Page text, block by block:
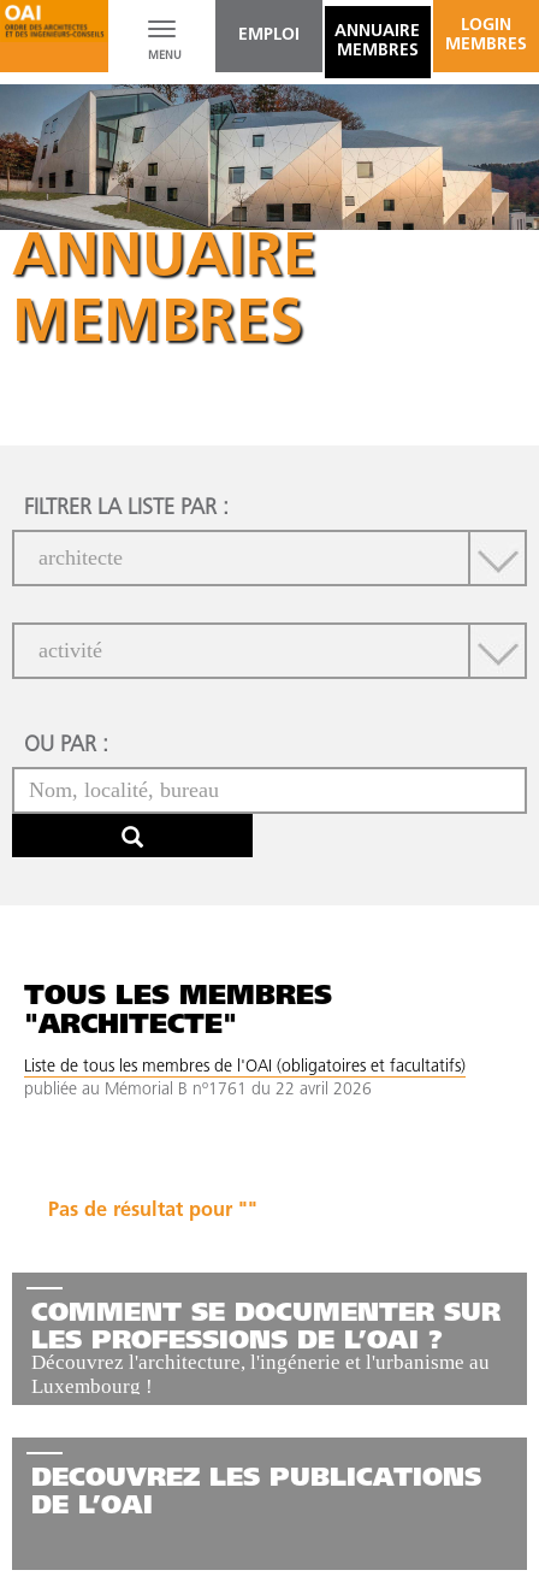
Toggle
navigation
MENU
EMPLOI
ANNUAIRE
MEMBRES
LOGIN
MEMBRES
ANNUAIRE
MEMBRES
FILTRER LA LISTE PAR :
OU PAR :
TOUS LES MEMBRES
"ARCHITECTE"
Liste de tous les membres de l'OAI (obligatoires et facultatifs)
publiée au Mémorial B nº1761 du 22 avril 2026
Pas de résultat pour ""
COMMENT SE DOCUMENTER SUR
LES PROFESSIONS DE L’OAI ?
Découvrez l'architecture, l'ingénerie et l'urbanisme au
Luxembourg !
DECOUVREZ LES PUBLICATIONS
DE L’OAI